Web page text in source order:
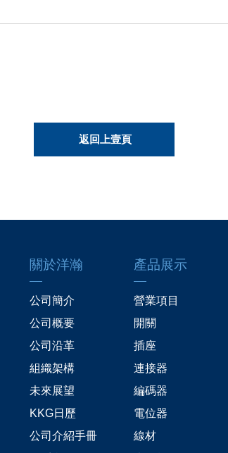
返回上壹頁
關於洋瀚
公司簡介
公司概要
公司沿革
組織架構
未來展望
KKG日歷
公司介紹手冊
產品展示
營業項目
開關
插座
連接器
編碼器
電位器
線材